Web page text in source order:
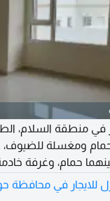
في منطقة السلام،
ومغسلة للضيوف،
حمام، وغرفة
للايجار في محافظة